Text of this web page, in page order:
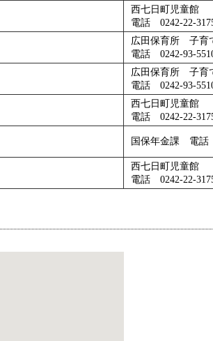
西七日町児童館
電話 0242-22-
広田保育所 子育
電話 0242-93-
広田保育所 子育
電話 0242-93-
西七日町児童館
電話 0242-22-
国保年金課 電話
西七日町児童館
電話 0242-22-